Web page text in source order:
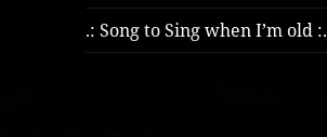
.: Song to Sing when I’m old :.